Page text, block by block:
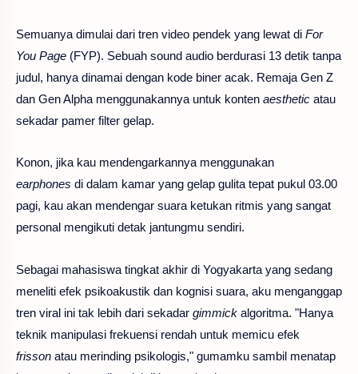
Semuanya dimulai dari tren video pendek yang lewat di For
You Page (FYP). Sebuah sound audio berdurasi 13 detik tanpa
judul, hanya dinamai dengan kode biner acak. Remaja Gen Z
dan Gen Alpha menggunakannya untuk konten aesthetic atau
sekadar pamer filter gelap.
Konon, jika kau mendengarkannya menggunakan
earphones di dalam kamar yang gelap gulita tepat pukul 03.00
pagi, kau akan mendengar suara ketukan ritmis yang sangat
personal mengikuti detak jantungmu sendiri.
Sebagai mahasiswa tingkat akhir di Yogyakarta yang sedang
meneliti efek psikoakustik dan kognisi suara, aku menganggap
tren viral ini tak lebih dari sekadar gimmick algoritma. "Hanya
teknik manipulasi frekuensi rendah untuk memicu efek
frisson atau merinding psikologis," gumamku sambil menatap